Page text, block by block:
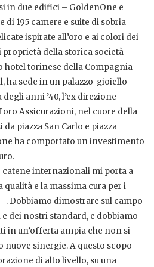
in due edifici – GoldenOne e
195 camere e suite di sobria
ispirate all’oro e ai colori dei
proprietà della storica società
hotel torinese della Compagnia
ha sede in un palazzo-gioiello
anni ’40, l’ex direzione
Assicurazioni, nel cuore della
piazza San Carlo e piazza
ha comportato un investimento
internazionali mi porta a
e la massima cura per i
. Dobbiamo dimostrare sul campo
dei nostri standard, e dobbiamo
in un’offerta ampia che non si
sinergie. A questo scopo
di alto livello, su una